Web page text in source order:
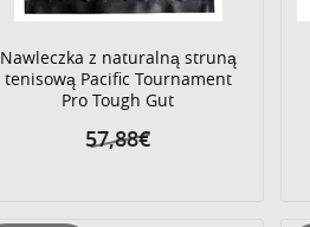
Nawleczka z naturalną struną
tenisową Pacific Tournament
Pro Tough Gut
57,88€